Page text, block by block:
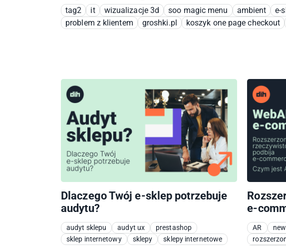
tag2 it wizualizacje 3d soo magic menu ambient e-
problem z klientem
groshki.pl koszyk one page checkout
Dlaczego Twój e-sklep potrzebuje
audytu?
audyt sklepu audyt ux
prestashop
sklep internetowy
sklepy sklepy internetowe
e-
AR